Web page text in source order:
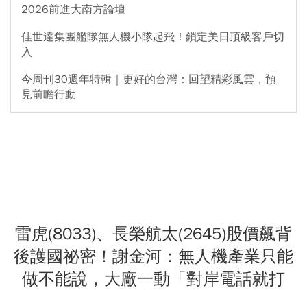
2026前進大南方論壇
佳世達集團艦隊無人機小隊起飛！鎖定美日頂級客戶切
入
今周刊30週年特輯｜更好的台灣：回望精彩風雲，預
見前瞻行動
雷虎(8033)、長榮航太(2645)股價飆背
後護國祕密！謝金河：無人機產業只能
做不能說，大廠一動「對岸電話就打